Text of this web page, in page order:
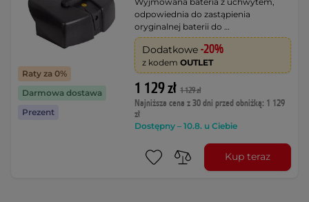
Raty za 0%
Darmowa dostawa
Prezent
odpowiednia do zastąpienia
oryginalnej baterii do …
Dodatkowe -20%
z kodemOUTLET
1 129 zł 1 129 zł
Najniższa cena z 30 dni przed obniżką: 1 129
zł
Dostępny – 10.8. u Ciebie
Kup teraz